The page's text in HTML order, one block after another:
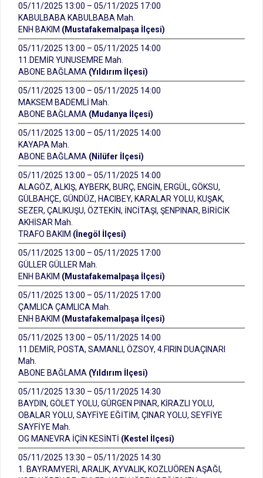
05/11/2025 13:00 – 05/11/2025 17:00
KABULBABA KABULBABA Mah.
ENH BAKIM (Mustafakemalpaşa İlçesi)
05/11/2025 13:00 – 05/11/2025 14:00
11.DEMİR YUNUSEMRE Mah.
ABONE BAĞLAMA (Yıldırım İlçesi)
05/11/2025 13:00 – 05/11/2025 14:00
MAKSEM BADEMLİ Mah.
ABONE BAĞLAMA (Mudanya İlçesi)
05/11/2025 13:00 – 05/11/2025 14:00
KAYAPA Mah.
ABONE BAĞLAMA (Nilüfer İlçesi)
05/11/2025 13:00 – 05/11/2025 14:00
ALAGÖZ, ALKIŞ, AYBERK, BURÇ, ENGİN, ERGÜL, GÖKSU,
GÜLBAHÇE, GÜNDÜZ, HACIBEY, KARALAR YOLU, KUŞAK,
SEZER, ÇALIKUŞU, ÖZTEKİN, İNCİTAŞI, ŞENPINAR, BİRİCİK
AKHİSAR Mah.
TRAFO BAKIM (İnegöl İlçesi)
05/11/2025 13:00 – 05/11/2025 17:00
GÜLLER GÜLLER Mah.
ENH BAKIM (Mustafakemalpaşa İlçesi)
05/11/2025 13:00 – 05/11/2025 17:00
ÇAMLICA ÇAMLICA Mah.
ENH BAKIM (Mustafakemalpaşa İlçesi)
05/11/2025 13:00 – 05/11/2025 14:00
11.DEMİR, POSTA, SAMANLI, ÖZSOY, 4.FIRIN DUAÇINARI
Mah.
ABONE BAĞLAMA (Yıldırım İlçesi)
05/11/2025 13:30 – 05/11/2025 14:30
BAYDIN, GÖLET YOLU, GÜRGEN PINAR, KİRAZLI YOLU,
OBALAR YOLU, SAYFİYE EĞİTİM, ÇINAR YOLU, SEYFİYE
SAYFİYE Mah.
OG MANEVRA İÇİN KESİNTİ (Kestel İlçesi)
05/11/2025 13:30 – 05/11/2025 14:30
1. BAYRAMYERİ, ARALIK, AYVALIK, KOZLUÖREN AŞAĞI,